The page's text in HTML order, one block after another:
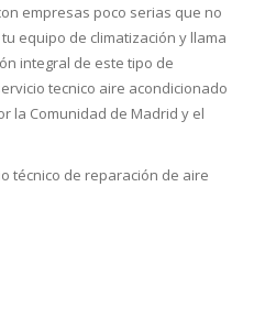
empresas poco serias que no
equipo de climatización y llama
integral de este tipo de
tecnico aire acondicionado
la Comunidad de Madrid y el
técnico de reparación de aire